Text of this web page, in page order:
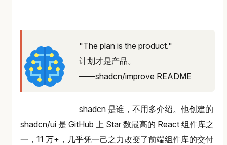
"The plan is the product."
计划才是产品。
——shadcn/improve README
shadcn 是谁，不用多介绍。他创建的
shadcn/ui 是 GitHub 上 Star 数最高的 React 组件库之
一，11 万+，几乎凭一己之力改变了前端组件库的交付